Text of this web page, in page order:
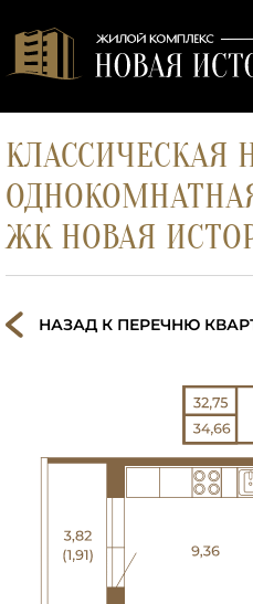
КЛАССИЧЕСКАЯ
ЖК НОВАЯ
НАЗАД К ПЕРЕЧНЮ